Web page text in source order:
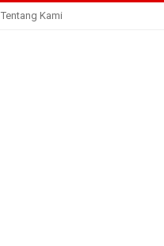
Tentang Kami